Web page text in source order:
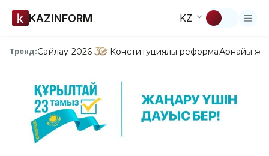
KAZINFORM KZ
Тренд:Сайлау-2026 Конституциялық реформаАрнайы